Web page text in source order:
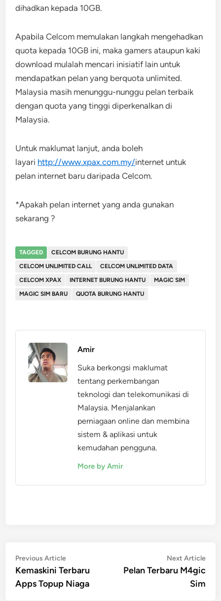
dihadkan kepada 10GB.
Apabila Celcom memulakan langkah mengehadkan
quota kepada 10GB ini, maka gamers ataupun kaki
download mulalah mencari inisiatif lain untuk
mendapatkan pelan yang berquota unlimited.
Malaysia masih menunggu-nunggu pelan terbaik
dengan quota yang tinggi diperkenalkan di
Malaysia.
Untuk maklumat lanjut, anda boleh
layari http://www.xpax.com.my/internet untuk
pelan internet baru daripada Celcom.
*Apakah pelan internet yang anda gunakan
sekarang ?
TAGGED
CELCOM BURUNG HANTU
CELCOM UNLIMITED CALL
CELCOM UNLIMITED DATA
CELCOM XPAX
INTERNET BURUNG HANTU
MAGIC SIM
MAGIC SIM BARU
QUOTA BURUNG HANTU
Amir
Suka berkongsi maklumat
tentang perkembangan
teknologi dan telekomunikasi di
Malaysia. Menjalankan
perniagaan online dan membina
sistem & aplikasi untuk
kemudahan pengguna.
More by Amir
Post
navigation
Previous ArticlePrevious
article:
Kemaskini Terbaru
Apps Topup Niaga
Next Article
Pelan Terbaru M4gic
Sim